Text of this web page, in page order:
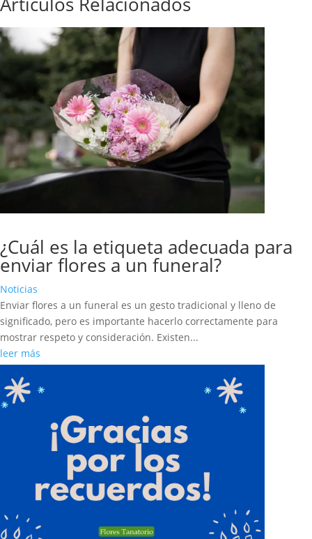
¿Cuál es la etiqueta adecuada para
enviar flores a un funeral?
Noticias
Enviar flores a un funeral es un gesto tradicional y lleno de
significado, pero es importante hacerlo correctamente para
mostrar respeto y consideración. Existen...
leer más